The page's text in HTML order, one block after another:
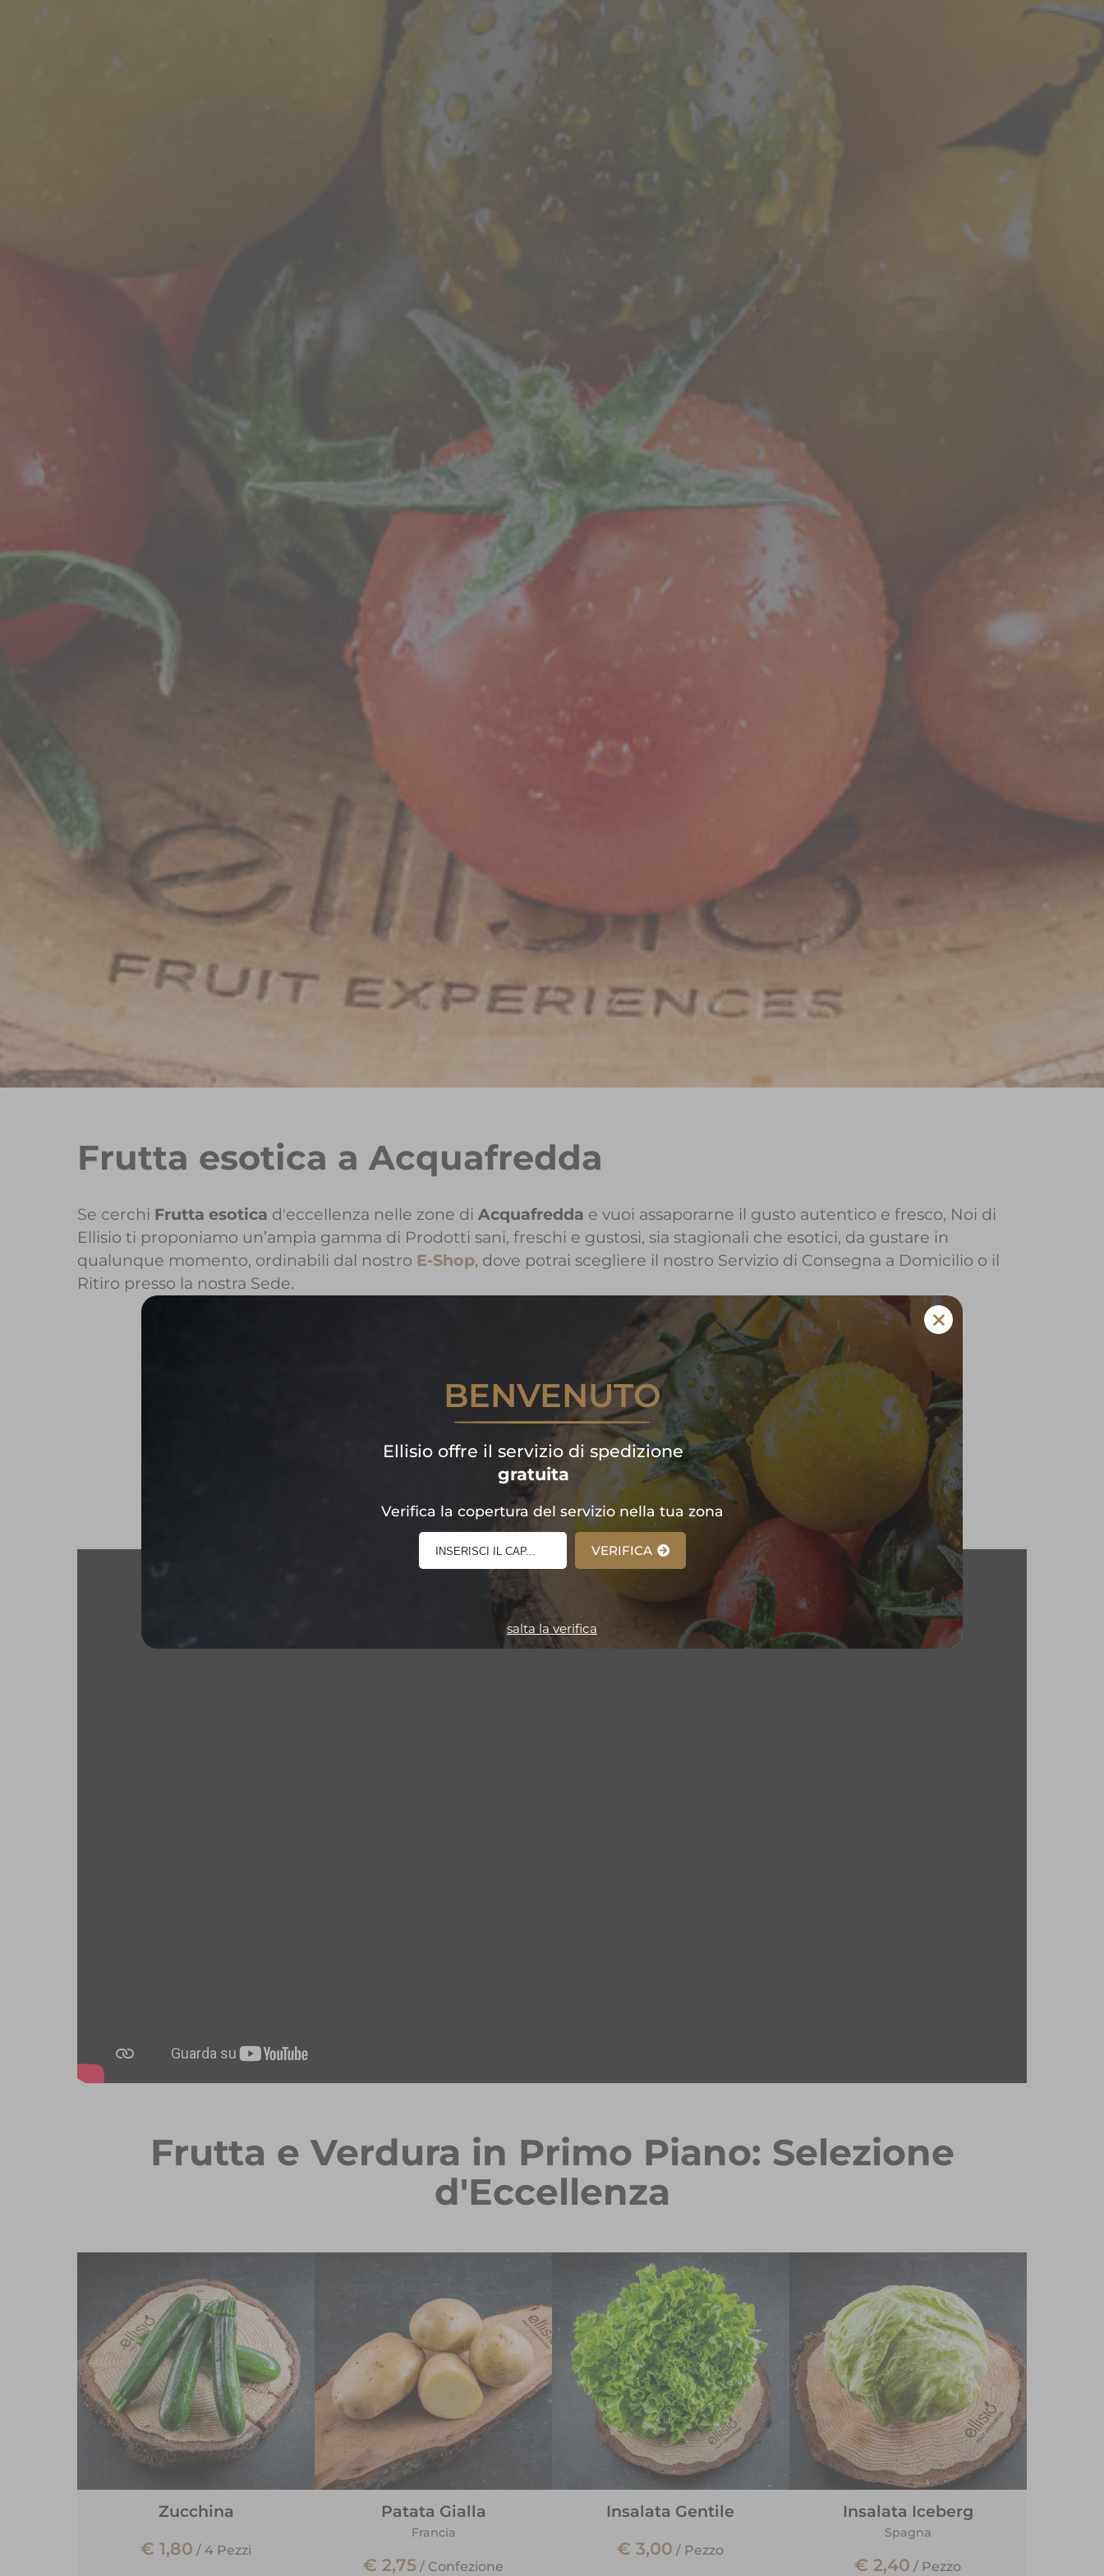
Frutta esotica a Acquafredda
Se cerchi Frutta esotica d'eccellenza nelle zone diAcquafredda e vuoi assaporarne il gusto autentico e fresco, Noi di
Ellisio ti proponiamo un’ampia gamma di Prodotti sani, freschi e gustosi, sia stagionali che esotici, da gustare in
qualunque momento, ordinabili dal nostro E-Shop, dove potrai scegliere il nostro Servizio di Consegna a Domicilio o il
Ritiro presso la nostra Sede.
Per maggiori informazioni sui Prodotti Ellisio a Acquafredda
Contattaci!
Per iniziare subito la tua spesa di frutta e verdura
E-Shop!
Frutta e Verdura in Primo Piano: Selezione
d'Eccellenza
Zucchina
€ 1,80 /4 Pezzi
Patata Gialla
Francia
€ 2,75 / Confezione
Insalata Gentile
€ 3,00 / Pezzo
Insalata Iceberg
Spagna
€ 2,40 / Pezzo
BENVENUTO
Ellisio offre il servizio di spedizione
gratuita
Verifica la copertura del servizio nella tua zona
VERIFICA
salta la verifica